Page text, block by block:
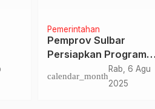
Pemerintahan
Pemprov Sulbar
Persiapkan Program
“Sulbar Berdaya” untuk
Pemberdayaan
calendar_month
Rab, 6 Agu
2025